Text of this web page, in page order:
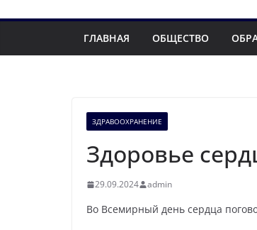
ГЛАВНАЯ ОБЩЕСТВО
ЗДРАВООХРАНЕНИЕ
Здоровье
29.09.2024 admin
Во Всемирный день сердца